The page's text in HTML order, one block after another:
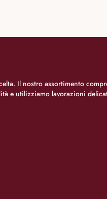
Il nostro assortimento
utilizziamo lavorazioni